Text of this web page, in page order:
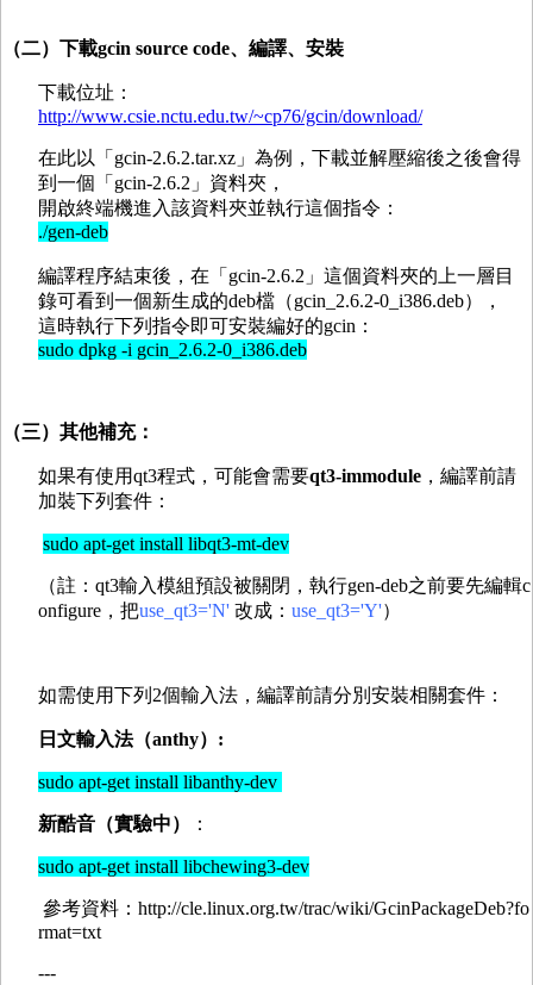
（二）下載gcin source code、編譯、安裝
下載位址：
http://www.csie.nctu.edu.tw/~cp76/gcin/download/
在此以「gcin-2.6.2.tar.xz」為例，下載並解壓縮後之後會得
到一個「gcin-2.6.2」資料夾，
開啟終端機進入該資料夾並執行這個指令：
./gen-deb
編譯程序結束後，在「gcin-2.6.2」這個資料夾的上一層目
錄可看到一個新生成的deb檔（gcin_2.6.2-0_i386.deb），
這時執行下列指令即可安裝編好的gcin：
sudo dpkg -i gcin_2.6.2-0_i386.deb
（三）其他補充：
如果有使用qt3程式，可能會需要qt3-immodule ，編譯前請
加裝下列套件：
sudo apt-get install libqt3-mt-dev
（註：qt3輸入模組預設被關閉，執行gen-deb之前要先編輯c
onfigure，把use_qt3='N' 改成： use_qt3='Y'）
如需使用下列2個輸入法，編譯前請分別安裝相關套件：
日文輸入法（anthy）:
sudo apt-get install libanthy-dev
新酷音（實驗中） ：
sudo apt-get install libchewing3-dev
參考資料：http://cle.linux.org.tw/trac/wiki/GcinPackageDeb?fo
rmat=txt
---